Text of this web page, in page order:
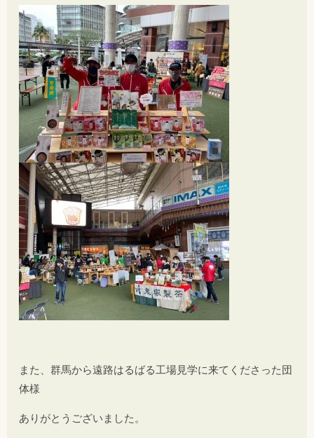
また、群馬から遠路はるばる工場見学に来てくださった団
体様
ありがとうございました。